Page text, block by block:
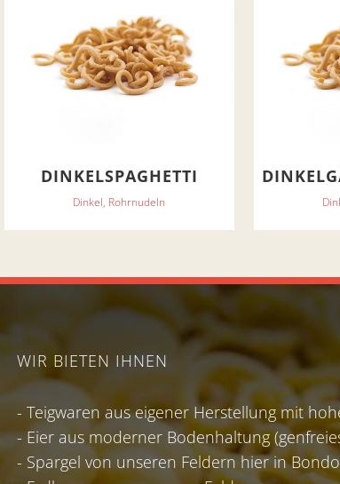
DINKELSPAGHETTI
Dinkel, Rohrnudeln
WIR BIETEN IHNEN
- Teigwaren aus eigener Herstellung mit
- Eier aus moderner Bodenhaltung
- Spargel von unseren Feldern hier in